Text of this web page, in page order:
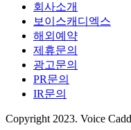
회사소개
보이스캐디엑스
해외예약
제휴문의
광고문의
PR문의
IR문의
Copyright 2023. Voice